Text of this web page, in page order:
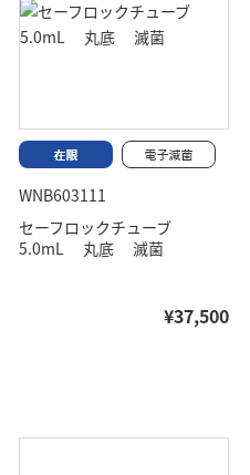
WNB603111
セーフロックチューブ
5.0mL 丸底 滅菌
¥37,500